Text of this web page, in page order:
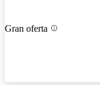
Gran oferta